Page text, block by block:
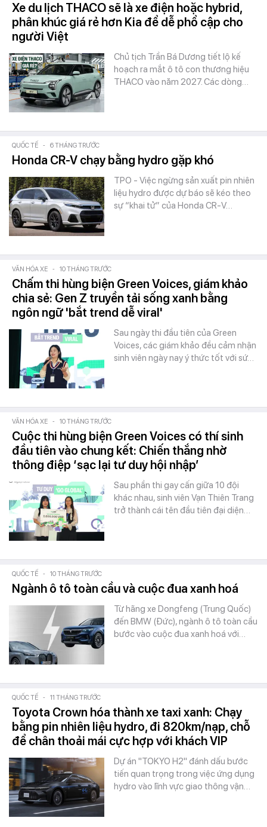
Xe du lịch THACO sẽ là xe điện hoặc hybrid,
phân khúc giá rẻ hơn Kia để dễ phổ cập cho
người Việt
Chủ tịch Trần Bá Dương tiết lộ kế
hoạch ra mắt ô tô con thương hiệu
THACO vào năm 2027. Các dòng…
QUỐC TẾ - 6 THÁNG TRƯỚC
Honda CR-V chạy bằng hydro gặp khó
TPO - Việc ngừng sản xuất pin nhiên
liệu hydro được dự báo sẽ kéo theo
sự “khai tử” của Honda CR-V…
VĂN HÓA XE - 10 THÁNG TRƯỚC
Chấm thi hùng biện Green Voices, giám khảo
chia sẻ: Gen Z truyền tải sống xanh bằng
ngôn ngữ 'bắt trend dễ viral'
Sau ngày thi đầu tiên của Green
Voices, các giám khảo đều cảm nhận
sinh viên ngày nay ý thức tốt với sứ…
VĂN HÓA XE - 10 THÁNG TRƯỚC
Cuộc thi hùng biện Green Voices có thí sinh
đầu tiên vào chung kết: Chiến thắng nhờ
thông điệp ‘sạc lại tư duy hội nhập’
Sau phần thi gay cấn giữa 10 đội
khác nhau, sinh viên Vạn Thiên Trang
trở thành cái tên đầu tiên đại diện…
QUỐC TẾ - 10 THÁNG TRƯỚC
Ngành ô tô toàn cầu và cuộc đua xanh hoá
Từ hãng xe Dongfeng (Trung Quốc)
đến BMW (Đức), ngành ô tô toàn cầu
bước vào cuộc đua xanh hoá với…
QUỐC TẾ - 11 THÁNG TRƯỚC
Toyota Crown hóa thành xe taxi xanh: Chạy
bằng pin nhiên liệu hydro, đi 820km/nạp, chỗ
để chân thoải mái cực hợp với khách VIP
Dự án "TOKYO H2" đánh dấu bước
tiến quan trọng trong việc ứng dụng
hydro vào lĩnh vực giao thông vận…